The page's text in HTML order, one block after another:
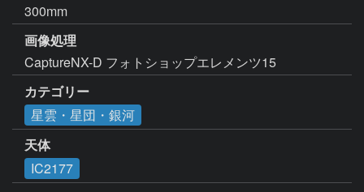
300mm
画像処理
CaptureNX-D フォトショップエレメンツ15
カテゴリー
星雲・星団・銀河
天体
IC2177